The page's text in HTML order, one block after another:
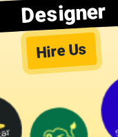
Designer
Hire Us